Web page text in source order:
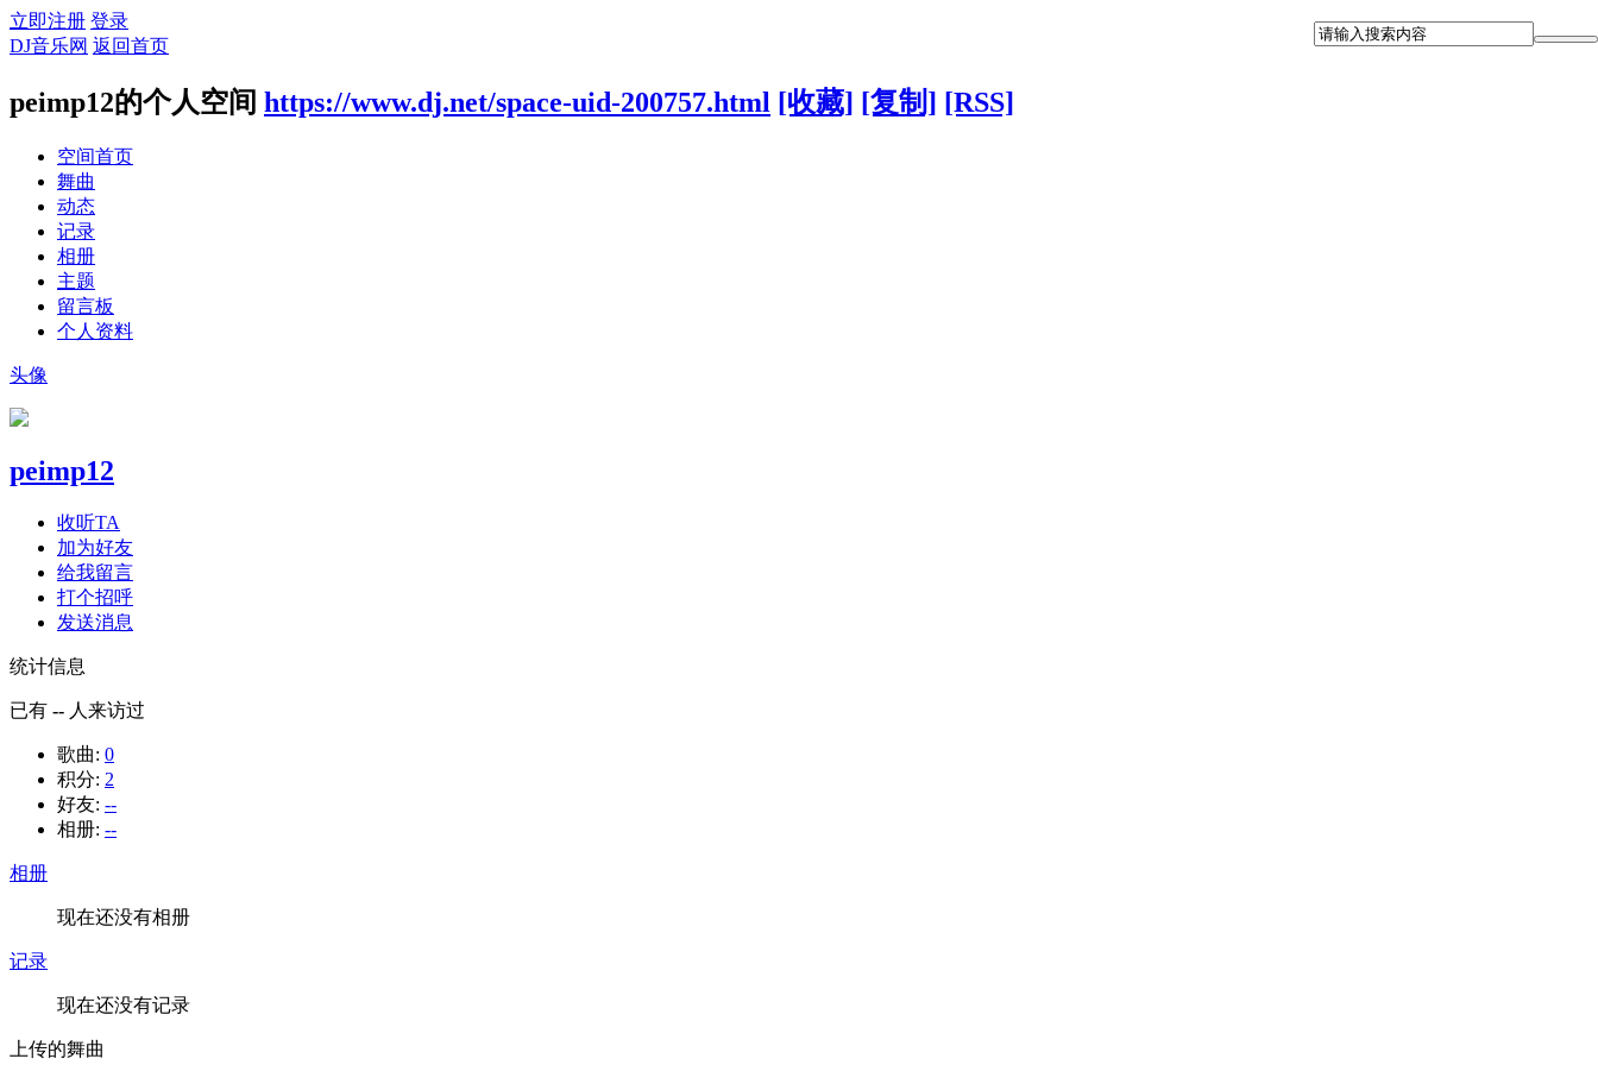
立即注册 登录
DJ音乐网 返回首页
peimp12的个人空间 https://www.dj.net/space-uid-200757.html [收藏] [复制] [RSS]
空间首页
舞曲
动态
记录
相册
主题
留言板
个人资料
头像
peimp12
收听TA
加为好友
给我留言
打个招呼
发送消息
统计信息
已有 -- 人来访过
歌曲: 0
积分: 2
好友: --
相册: --
相册
现在还没有相册
记录
现在还没有记录
上传的舞曲